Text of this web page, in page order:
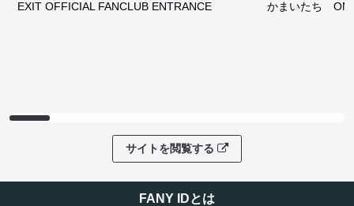
EXIT OFFICIAL FANCLUB ENTRANCE かまいたち
サイトを閲覧する
FANY IDとは